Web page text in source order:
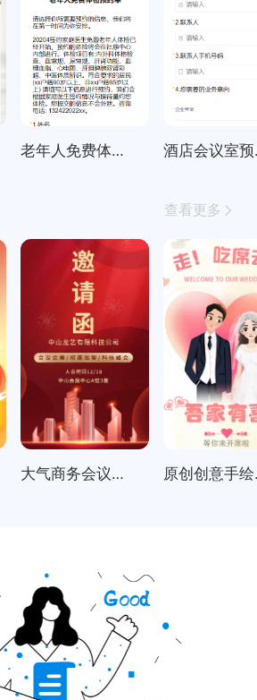
老年人免费体检预约单 酒
查看更多
大气商务会议招商展会科技峰会邀请函 原创